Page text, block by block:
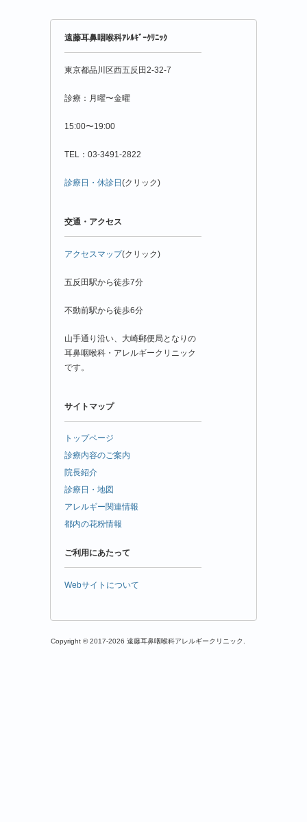
遠藤耳鼻咽喉科ｱﾚﾙｷﾞｰｸﾘﾆｯｸ
東京都品川区西五反田2-32-7
診療：月曜〜金曜
15:00〜19:00
TEL：03-3491-2822
診療日・休診日(クリック)
交通・アクセス
アクセスマップ(クリック)
五反田駅から徒歩7分
不動前駅から徒歩6分
山手通り沿い、大崎郵便局となりの
耳鼻咽喉科・アレルギークリニック
です。
サイトマップ
トップページ
診療内容のご案内
院長紹介
診療日・地図
アレルギー関連情報
都内の花粉情報
ご利用にあたって
Webサイトについて
Copyright © 2017-2026 遠藤耳鼻咽喉科アレルギークリニック.